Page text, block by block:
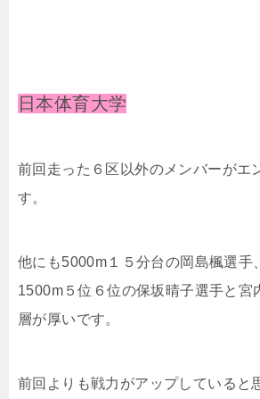
日本体育大学
前回走った６区以外のメンバーがエ
す。
他にも5000m１５分台の岡島楓選手
1500m５位６位の保坂晴子選手と宮
層が厚いです。
前回よりも戦力がアップしていると